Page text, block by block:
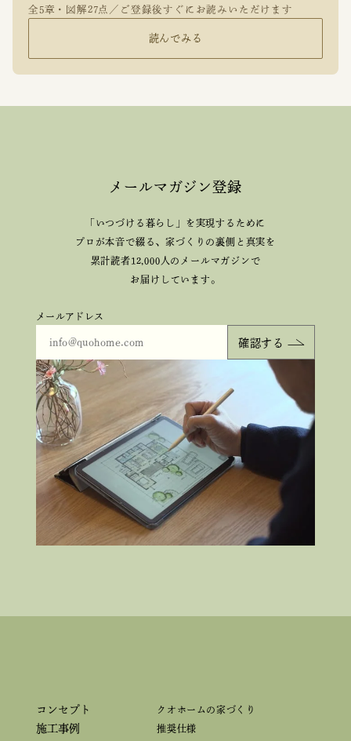
全5章・図解27点／ご登録後すぐにお読みいただけます
読んでみる
メールマガジン登録
「いつづける暮らし」を実現するために
プロが本音で綴る、家づくりの裏側と真実を
累計読者12,000人のメールマガジンで
お届けしています。
メールアドレス
コンセプト
施工事例
クオホームの家づくり
推奨仕様